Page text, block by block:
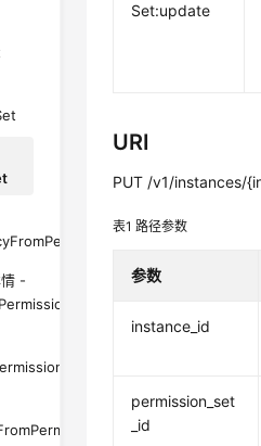
-
Set:update
URI
PUT /v1/instances/
表1路径参数
参数
instance_id
permission_set
_id